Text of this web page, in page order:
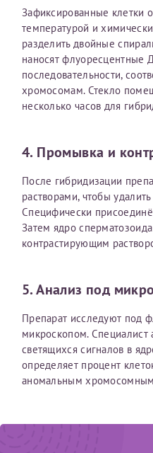
Зафиксированные клетки
температурой и
разделить двойные
наносят флуоресцентные
последовательности,
хромосомам. Стекло
несколько часов для
4. Промывка и
После гибридизации
растворами, чтобы
Специфически
Затем ядро
контрастирующим
5. Анализ под
Препарат исследуют под
микроскопом. Специалист
светящихся сигналов в
определяет процент
аномальным
Электронная почта*
скан 2-3 страниц паспорта
налогоплательщика*